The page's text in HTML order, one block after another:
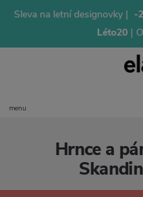
Sleva na letní designovky | -
Léto20 |
menu
Hrnce a